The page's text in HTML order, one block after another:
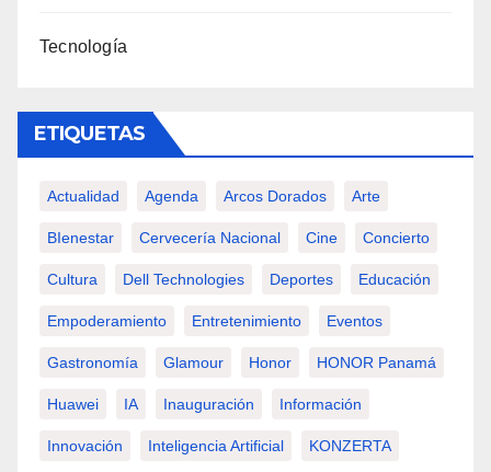
Tecnología
ETIQUETAS
Actualidad Agenda Arcos Dorados Arte
BIenestar Cervecería Nacional Cine Concierto
Cultura Dell Technologies Deportes Educación
Empoderamiento Entretenimiento Eventos
Gastronomía Glamour Honor HONOR Panamá
Huawei IA Inauguración Información
Innovación Inteligencia Artificial KONZERTA